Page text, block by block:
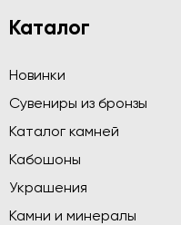
Каталог
Новинки
Сувениры из бронзы
Каталог камней
Кабошоны
Украшения
Камни и минералы